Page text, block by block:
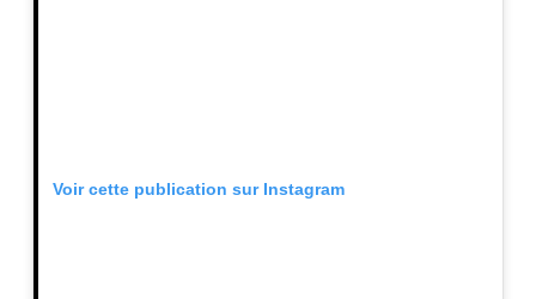
Voir cette publication sur Instagram